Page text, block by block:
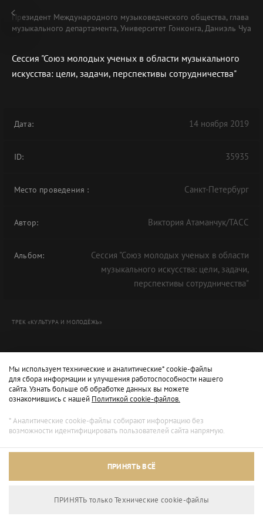
Архивный режим
Президент Международного музыковедческого общества, глава
музыкального департамента, Университет Гонконга, Даниэль Чуа
Сессия "Союз молодых ученых в области музыкального
искусства: цели, задачи, перспективы сотрудничества"
Дата: 14 ноября 2019
ID: 35935
Место проведения : Санкт-Петербург
Автор: Виктория Атаманчук/ТАСС
Альбом:
Сессия "Союз молодых ученых в области
музыкального искусства: цели, задачи,
перспективы сотрудничества"
ТРЕК «КУЛЬТУРА И МОЛОДЁЖЬ»
Мы используем технические и аналитические* cookie-файлы
для сбора информации и улучшения работоспособности нашего
сайта. Узнать больше об обработке данных вы можете
ознакомившись с нашей Политикой cookie-файлов.
* Аналитические cookie-файлы собирают информацию без
возможности идентифицировать пользователей сайта напрямую.
ПРИНЯТЬ ВСЁ
ПРИНЯТЬ только Технические сookie-файлы